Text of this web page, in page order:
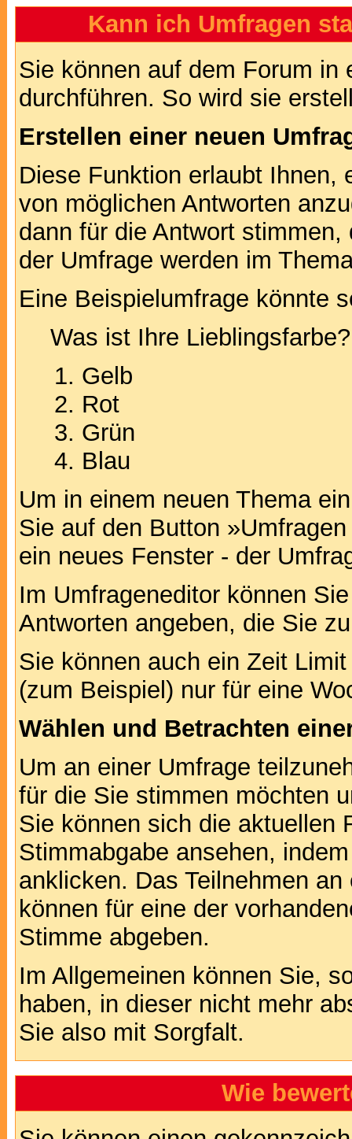
Kann ich Umfragen
Sie können auf dem Forum in
durchführen. So wird sie
Erstellen einer neuen
Diese Funktion erlaubt Ihnen,
von möglichen Antworten
dann für die Antwort
der Umfrage werden im
Eine Beispielumfrage könnte
Was ist Ihre Lieblingsfarbe?
Gelb
Rot
Grün
Blau
Um in einem neuen Thema
Sie auf den Button
ein neues Fenster - der
Im Umfrageneditor können
Antworten angeben, die Sie
Sie können auch ein Zeit
(zum Beispiel) nur für eine
Wählen und Betrachten
Um an einer Umfrage
für die Sie stimmen möchten
Sie können sich die aktuellen
Stimmabgabe ansehen,
anklicken. Das Teilnehmen
können für eine der
Stimme abgeben.
Im Allgemeinen können Sie,
haben, in dieser nicht mehr
Sie also mit Sorgfalt.
Wie